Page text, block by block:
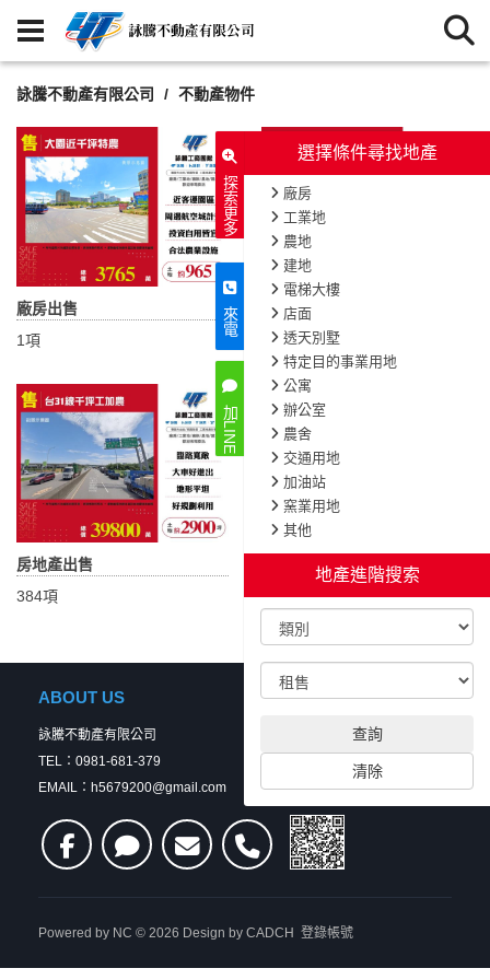
選擇條件尋找地產
廠房
工業地
農地
建地
電梯大樓
店面
透天別墅
特定目的事業用地
公寓
辦公室
農舍
交通用地
加油站
窯業用地
其他
地產進階搜索
查詢
清除
探索更多
來電
加LINE
詠騰不動產有限公司 不動產物件
廠房出售
1項
工業地出售
2項
房地產出售
384項
房地產出租
24項
ABOUT US
詠騰不動產有限公司
TEL：0981-681-379
EMAIL：h5679200@gmail.com
Powered by NC © 2026 Design by CADCH 登錄帳號